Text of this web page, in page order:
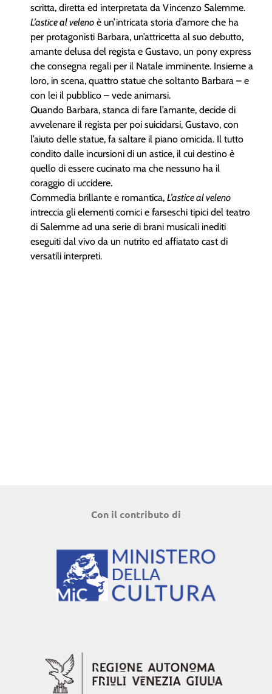
scritta, diretta ed interpretata da Vincenzo Salemme.
L’astice al veleno è un’intricata storia d’amore che ha
per protagonisti Barbara, un’attricetta al suo debutto,
amante delusa del regista e Gustavo, un pony express
che consegna regali per il Natale imminente. Insieme a
loro, in scena, quattro statue che soltanto Barbara – e
con lei il pubblico – vede animarsi.
Quando Barbara, stanca di fare l’amante, decide di
avvelenare il regista per poi suicidarsi, Gustavo, con
l’aiuto delle statue, fa saltare il piano omicida. Il tutto
condito dalle incursioni di un astice, il cui destino è
quello di essere cucinato ma che nessuno ha il
coraggio di uccidere.
Commedia brillante e romantica, L’astice al veleno
intreccia gli elementi comici e farseschi tipici del teatro
di Salemme ad una serie di brani musicali inediti
eseguiti dal vivo da un nutrito ed affiatato cast di
versatili interpreti.
Con il contributo di